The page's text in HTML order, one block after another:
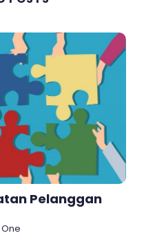
Pelanggan